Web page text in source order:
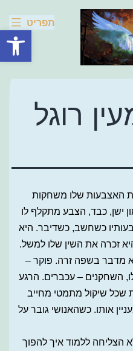
פתח
תפריט
רוגל
האצבעות שלו משחקות
ישן, כבד, הצבע מתקלף לו
כשחשב, כשדיבר. היא
זכרה את השין שלו למשל.
מדבר בשפה זרה. פוקר –
השחקנים – עכברים. הרגע
שכל שיקול מתמטי מחייב
אותו. כשהאנושי גובר על
הצליחה ללמוד איך להפוך